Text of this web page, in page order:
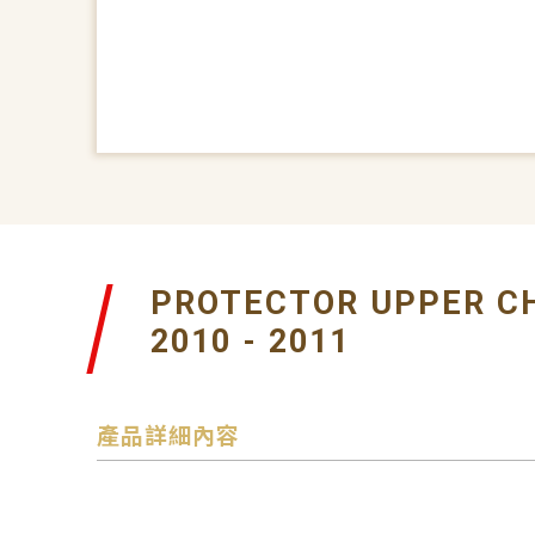
PROTECTOR UPPER
2010 - 2011
產品詳細內容